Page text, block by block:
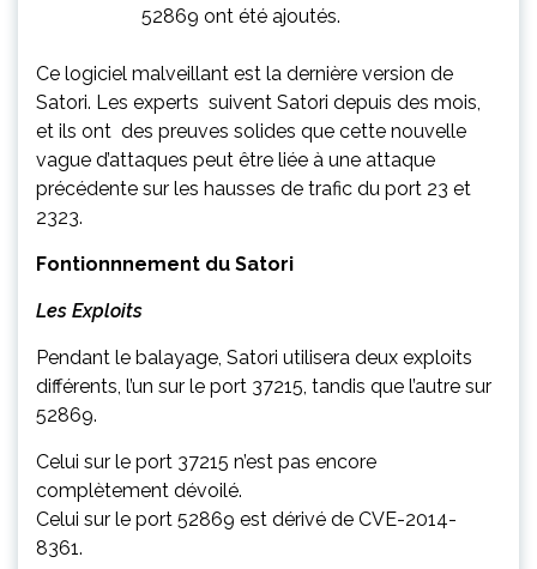
52869 ont été ajoutés.
Ce logiciel malveillant est la dernière version de
Satori. Les experts suivent Satori depuis des mois,
et ils ont des preuves solides que cette nouvelle
vague d’attaques peut être liée à une attaque
précédente sur les hausses de trafic du port 23 et
2323.
Fontionnnement du Satori
Les Exploits
Pendant le balayage, Satori utilisera deux exploits
différents, l’un sur le port 37215, tandis que l’autre sur
52869.
Celui sur le port 37215 n’est pas encore
complètement dévoilé.
Celui sur le port 52869 est dérivé de CVE-2014-
8361.